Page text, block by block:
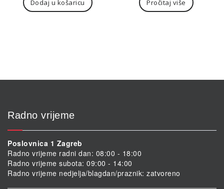
Dodaj u košaricu Pročitaj više
Radno vrijeme
Poslovnica 1 Zagreb
Radno vrijeme radni dan: 08:00 - 18:00
Radno vrijeme subota: 09:00 - 14:00
Radno vrijeme nedjelja/blagdan/praznik: zatvoreno